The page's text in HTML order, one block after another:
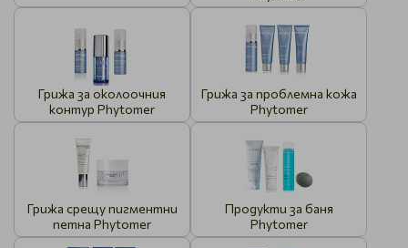
Грижа за околоочния
контур Phytomer
Грижа за проблемна кожа
Phytomer
Грижа срещу пигментни
петна Phytomer
Продукти за баня
Phytomer